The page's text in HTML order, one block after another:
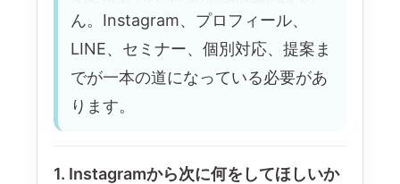
ん。Instagram、プロフィール、
LINE、セミナー、個別対応、提案ま
でが一本の道になっている必要があ
ります。
1. Instagramから次に何をしてほしいか